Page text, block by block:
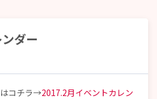
ダー
コチラ→2017.2月イベントカレン